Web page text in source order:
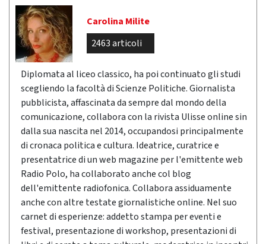
Carolina Milite
2463 articoli
Diplomata al liceo classico, ha poi continuato gli studi
scegliendo la facoltà di Scienze Politiche. Giornalista
pubblicista, affascinata da sempre dal mondo della
comunicazione, collabora con la rivista Ulisse online sin
dalla sua nascita nel 2014, occupandosi principalmente
di cronaca politica e cultura. Ideatrice, curatrice e
presentatrice di un web magazine per l'emittente web
Radio Polo, ha collaborato anche col blog
dell'emittente radiofonica. Collabora assiduamente
anche con altre testate giornalistiche online. Nel suo
carnet di esperienze: addetto stampa per eventi e
festival, presentazione di workshop, presentazioni di